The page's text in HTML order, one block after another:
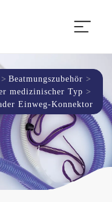
Beatmungszubehör
medizinischer Typ
Einweg-Konnektor